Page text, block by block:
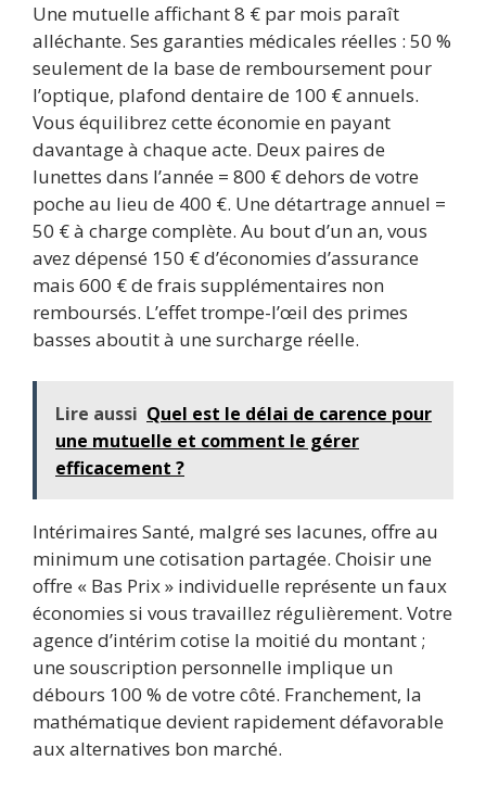
Une mutuelle affichant 8 € par mois paraît
alléchante. Ses garanties médicales réelles : 50 %
seulement de la base de remboursement pour
l’optique, plafond dentaire de 100 € annuels.
Vous équilibrez cette économie en payant
davantage à chaque acte. Deux paires de
lunettes dans l’année = 800 € dehors de votre
poche au lieu de 400 €. Une détartrage annuel =
50 € à charge complète. Au bout d’un an, vous
avez dépensé 150 € d’économies d’assurance
mais 600 € de frais supplémentaires non
remboursés. L’effet trompe-l’œil des primes
basses aboutit à une surcharge réelle.
Lire aussi Quel est le délai de carence pour
une mutuelle et comment le gérer
efficacement ?
Intérimaires Santé, malgré ses lacunes, offre au
minimum une cotisation partagée. Choisir une
offre « Bas Prix » individuelle représente un faux
économies si vous travaillez régulièrement. Votre
agence d’intérim cotise la moitié du montant ;
une souscription personnelle implique un
débours 100 % de votre côté. Franchement, la
mathématique devient rapidement défavorable
aux alternatives bon marché.